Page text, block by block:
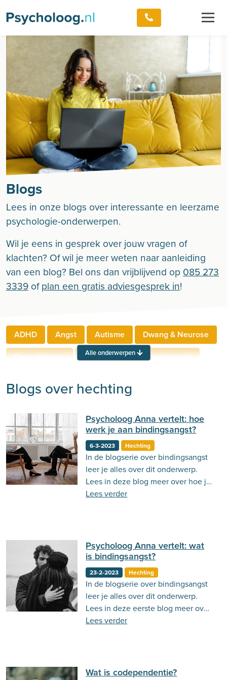
Blogs
Lees in onze blogs over interessante en leerzame
psychologie-onderwerpen.
Wil je eens in gesprek over jouw vragen of
klachten? Of wil je meer weten naar aanleiding
van een blog? Bel ons dan vrijblijvend op 085 273
3339 ofplan een gratis adviesgesprek in!
ADHD Angst Autisme
Dwang & Neurose
Eetproblemen
Relaties
Werkgerelateerd
Neuropsychologie
Verslaving
Zingeving
Persoonlijkheid
Sport Hechting
Behandeling
Actueel
Stemming
Emoties
Alle onderwerpen
Blogs over hechting
Psycholoog Anna vertelt: hoe
werk je aan bindingsangst?
6-3-2023 Hechting
In de blogserie over bindingsangst
leer je alles over dit onderwerp.
Lees in deze blog meer over hoe je
jouw valkuilen en patronen in kaart
Lees verder
Psycholoog Anna vertelt: wat
is bindingsangst?
23-2-2023 Hechting
In de blogserie over bindingsangst
leer je alles over dit onderwerp.
Lees in deze eerste blog meer over
wat het is, hoe het ontstaat en hoe
Lees verder
Wat is codependentie?